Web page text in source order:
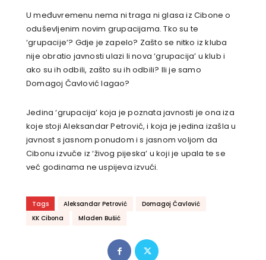
U međuvremenu nema ni traga ni glasa iz Cibone o
oduševljenim novim grupacijama. Tko su te
‘grupacije’? Gdje je zapelo? Zašto se nitko iz kluba
nije obratio javnosti ulazi li nova ‘grupacija’ u klub i
ako su ih odbili, zašto su ih odbili? Ili je samo
Domagoj Čavlović lagao?
Jedina ‘grupacija’ koja je poznata javnosti je ona iza
koje stoji Aleksandar Petrović, i koja je jedina izašla u
javnost s jasnom ponudom i s jasnom voljom da
Cibonu izvuče iz ‘živog pijeska’ u koji je upala te se
već godinama ne uspijeva izvući.
Tags Aleksandar Petrović
Domagoj Čavlović
KK Cibona
Mladen Bušić